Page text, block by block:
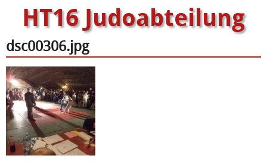
HT16 Judoabteilung
dsc00306.jpg